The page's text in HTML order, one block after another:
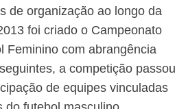
de organização ao longo da
foi criado o Campeonato
Feminino com abrangência
a competição passou
de equipes vinculadas